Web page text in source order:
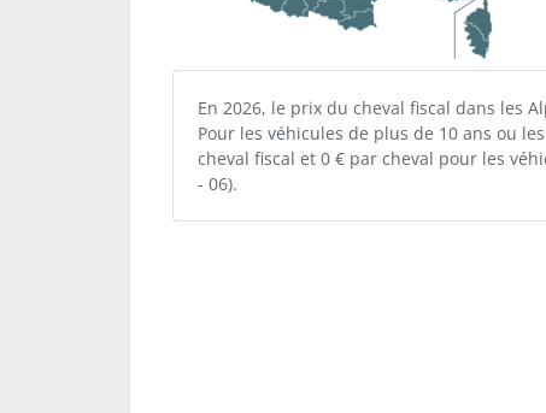
En 2026, le prix du cheval fiscal dans les
Pour les véhicules de plus de 10 ans ou
cheval fiscal et 0 € par cheval pour les
- 06).